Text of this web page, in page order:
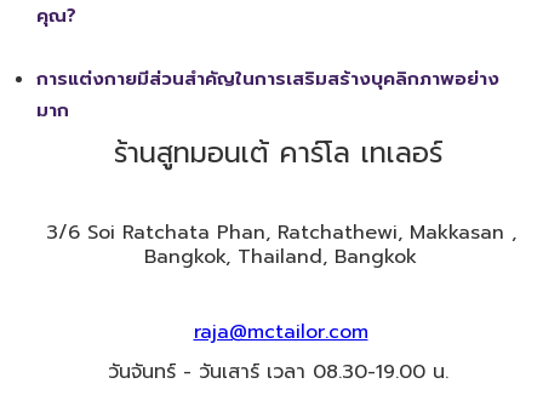
คุณ?
การแต่งกายมีส่วนสำคัญในการเสริมสร้างบุคลิกภาพอย่าง
มาก
ร้านสูทมอนเต้ คาร์โล เทเลอร์
3/6 Soi​ Ratchata Phan, Ratchathewi, Makkasan ,
Bangkok, Thailand, Bangkok
raja@mctailor.com
วันจันทร์ - วันเสาร์ เวลา 08.30-19.00 น.